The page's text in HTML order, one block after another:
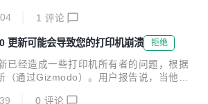
sf.net/projects/qttabbar/ (2012-06-17)
的。这个版本原作者没有发布过，具体不
一些汉化特性，主要是为了方便国内用户
维护的Quizo官网版本的捕获窗口一直用
本保留了捕获窗口这个好用的功能。 QTT
1 评论
更新可能会导致您的打印机崩溃 拒绝
已经造成一些打印机所有者的问题，根据
（通过Gizmodo）。用户报告说，当他们
0 评论